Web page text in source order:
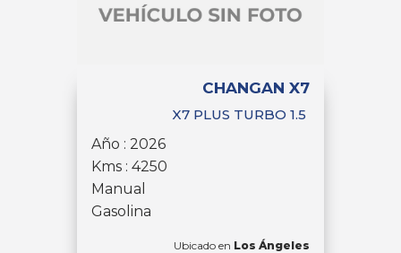
CHANGAN X7
X7 PLUS TURBO 1.5
Año : 2026
Kms : 4250
Manual
Gasolina
Ubicado en Los Ángeles